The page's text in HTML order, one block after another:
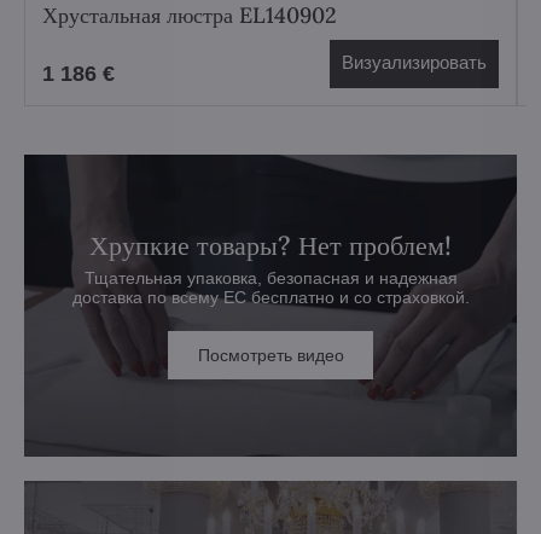
Хрустальная люстра EL140902
1 186 € Визуализировать
Хрупкие товары? Нет проблем!
Тщательная упаковка, безопасная и надежная
доставка по всему ЕС бесплатно и со страховкой.
Посмотреть видео